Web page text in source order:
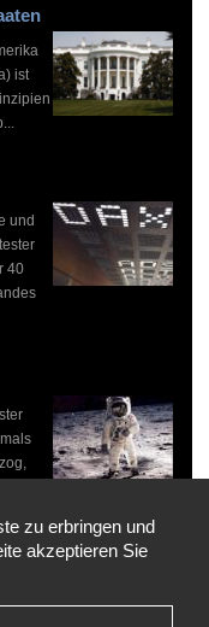
ist
und
40
zu erbringen und
akzeptieren Sie